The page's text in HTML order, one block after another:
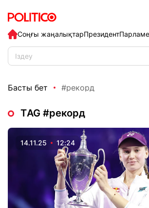
Соңғы жаңалықтарПрезидент
Басты бет #рекорд
ТAG #рекорд
14.11.25 12:24